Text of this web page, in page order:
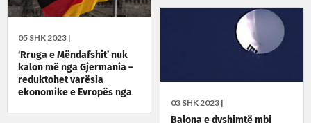
05 SHK 2023 |
‘Rruga e Mëndafshit’ nuk
kalon më nga Gjermania –
reduktohet varësia
ekonomike e Evropës nga
03 SHK 2023 |
Balona e dyshimtë mbi